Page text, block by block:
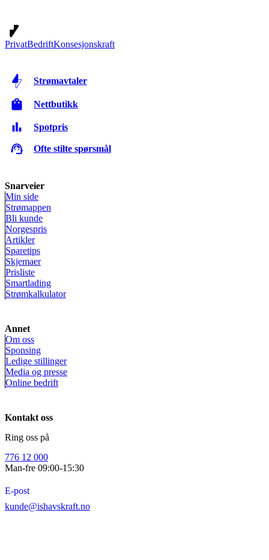
PrivatBedriftKonsesjonskraft
Strømavtaler
Nettbutikk
Spotpris
Ofte stilte spørsmål
Snarveier
Min side
Strømappen
Bli kunde
Norgespris
Artikler
Sparetips
Skjemaer
Prisliste
Smartlading
Strømkalkulator
Annet
Om oss
Sponsing
Ledige stillinger
Media og presse
Online bedrift
Kontakt oss
Ring oss på
776 12 000
Man-fre 09:00-15:30
E-post
kunde@ishavskraft.no